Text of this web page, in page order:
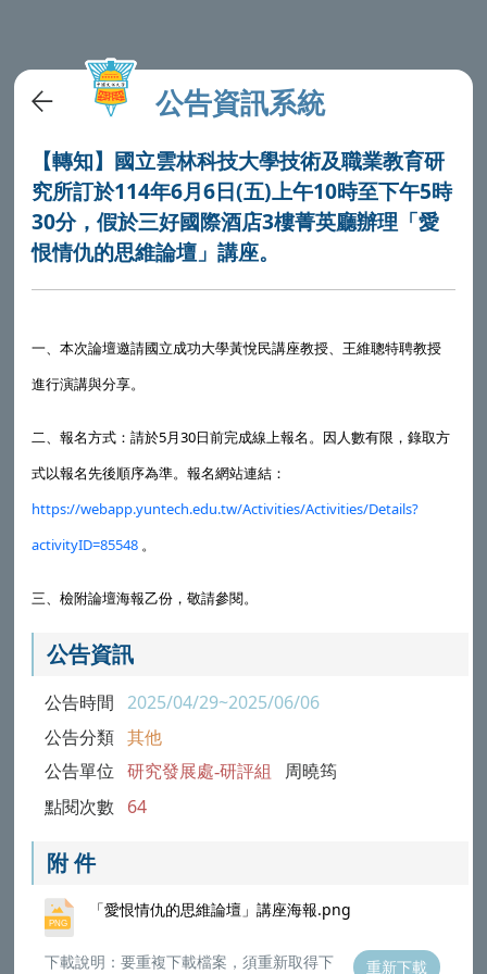
公告資訊系統
【轉知】國立雲林科技大學技術及職業教育研
究所訂於114年6月6日(五)上午10時至下午5時
30分，假於三好國際酒店3樓菁英廳辦理「愛
恨情仇的思維論壇」講座。
一、本次論壇邀請國立成功大學黃悅民講座教授、王維聰特聘教授
進行演講與分享。
二、報名方式：請於5月30日前完成線上報名。因人數有限，錄取方
式以報名先後順序為準。報名網站連結：
https://webapp.yuntech.edu.tw/Activities/Activities/Details?
activityID=85548 。
三、檢附論壇海報乙份，敬請參閱。
公告資訊
公告時間 2025/04/29~2025/06/06
公告分類 其他
公告單位 研究發展處-研評組 周曉筠
點閱次數 64
附 件
「愛恨情仇的思維論壇」講座海報.png
下載說明：要重複下載檔案，須重新取得下
重新下載